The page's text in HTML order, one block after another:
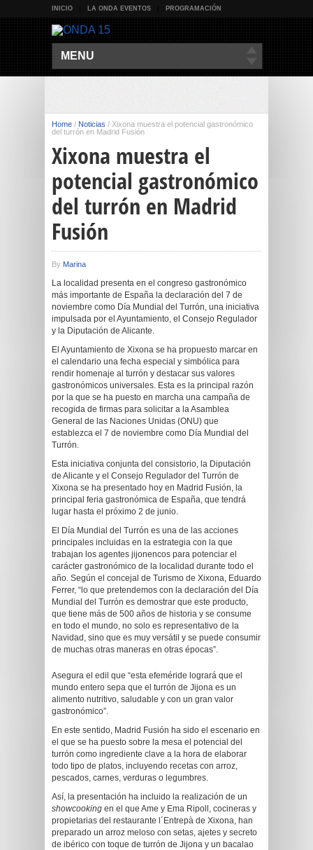
INICIO LA ONDA EVENTOS PROGRAMACIÓN
MENU
Home / Noticias / Xixona muestra el potencial gastronómico
del turrón en Madrid Fusión
Xixona muestra el
potencial gastronómico
del turrón en Madrid
Fusión
By Marina
La localidad presenta en el congreso gastronómico
más importante de España la declaración del 7 de
noviembre como Día Mundial del Turrón, una iniciativa
impulsada por el Ayuntamiento, el Consejo Regulador
y la Diputación de Alicante.
El Ayuntamiento de Xixona se ha propuesto marcar en
el calendario una fecha especial y simbólica para
rendir homenaje al turrón y destacar sus valores
gastronómicos universales. Esta es la principal razón
por la que se ha puesto en marcha una campaña de
recogida de firmas para solicitar a la Asamblea
General de las Naciones Unidas (ONU) que
establezca el 7 de noviembre como Día Mundial del
Turrón.
Esta iniciativa conjunta del consistorio, la Diputación
de Alicante y el Consejo Regulador del Turrón de
Xixona se ha presentado hoy en Madrid Fusión, la
principal feria gastronómica de España, que tendrá
lugar hasta el próximo 2 de junio.
El Día Mundial del Turrón es una de las acciones
principales incluidas en la estrategia con la que
trabajan los agentes jijonencos para potenciar el
carácter gastronómico de la localidad durante todo el
año. Según el concejal de Turismo de Xixona, Eduardo
Ferrer, “lo que pretendemos con la declaración del Día
Mundial del Turrón es demostrar que este producto,
que tiene más de 500 años de historia y se consume
en todo el mundo, no solo es representativo de la
Navidad, sino que es muy versátil y se puede consumir
de muchas otras maneras en otras épocas”.
Asegura el edil que “esta efeméride logrará que el
mundo entero sepa que el turrón de Jijona es un
alimento nutritivo, saludable y con un gran valor
gastronómico”.
En este sentido, Madrid Fusión ha sido el escenario en
el que se ha puesto sobre la mesa el potencial del
turrón como ingrediente clave a la hora de elaborar
todo tipo de platos, incluyendo recetas con arroz,
pescados, carnes, verduras o legumbres.
Así, la presentación ha incluido la realización de un
showcooking en el que Ame y Ema Ripoll, cocineras y
propietarias del restaurante l´Entrepà de Xixona, han
preparado un arroz meloso con setas, ajetes y secreto
de ibérico con toque de turrón de Jijona y un bacalao